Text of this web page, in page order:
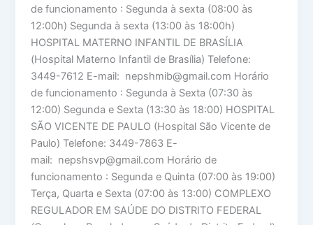
de funcionamento : Segunda à sexta (08:00 às
12:00h) Segunda à sexta (13:00 às 18:00h)
HOSPITAL MATERNO INFANTIL DE BRASÍLIA
(Hospital Materno Infantil de Brasília) Telefone:
3449-7612 E-mail: nepshmib@gmail.com Horário
de funcionamento : Segunda à Sexta (07:30 às
12:00) Segunda e Sexta (13:30 às 18:00) HOSPITAL
SÃO VICENTE DE PAULO (Hospital São Vicente de
Paulo) Telefone: 3449-7863 E-
mail: nepshsvp@gmail.com Horário de
funcionamento : Segunda e Quinta (07:00 às 19:00)
Terça, Quarta e Sexta (07:00 às 13:00) COMPLEXO
REGULADOR EM SAÚDE DO DISTRITO FEDERAL